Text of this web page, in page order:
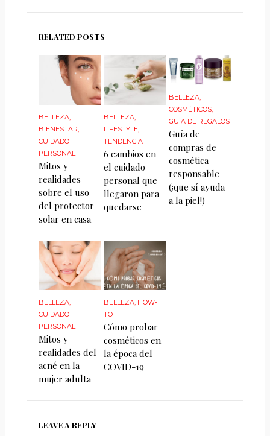
RELATED POSTS
BELLEZA,
BIENESTAR
CUIDADO
PERSONAL
Mitos y
realidades
sobre el uso
del protector
solar en casa
BELLEZA
LIFESTYLE
TENDENCIA
6 cambios en
el cuidado
personal que
llegaron para
quedarse
BELLEZA
COSMÉTICOS
GUÍA DE REGALOS
Guía de
compras de
cosmética
responsable
(¡que sí ayuda
a la piel!)
BELLEZA,
CUIDADO
PERSONAL
Mitos y
realidades del
acné en la
mujer adulta
BELLEZA, HOW-
TO
Cómo probar
cosméticos en
la época del
COVID-19
LEAVE A REPLY